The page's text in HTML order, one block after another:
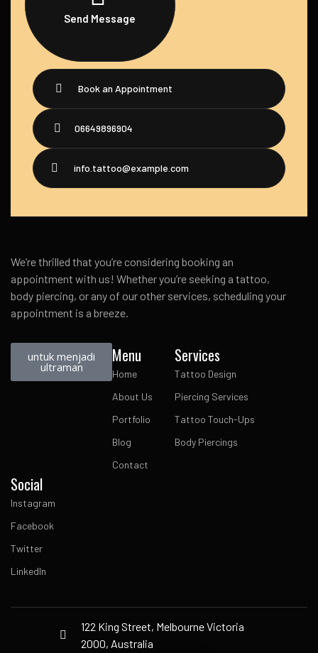
Send Message
Book an Appointment
06649896904
info.tattoo@example.com
We’re thrilled that you’re considering booking an
appointment with us! Whether you’re seeking a tattoo,
body piercing, or any of our other services, scheduling your
appointment is a breeze.
untuk menjadi
ultraman
Menu
Home
About Us
Portfolio
Blog
Contact
Services
Tattoo Design
Piercing Services
Tattoo Touch-Ups
Body Piercings
Social
Instagram
Facebook
Twitter
LinkedIn
122 King Street, Melbourne Victoria
2000, Australia